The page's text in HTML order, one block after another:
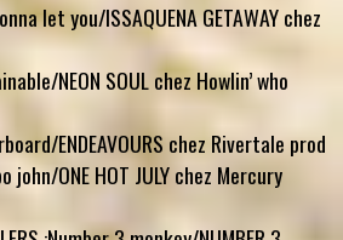
let you/ISSAQUENA GETAWAY chez
NEON SOUL chez Howlin’ who
ENDEAVOURS chez Rivertale prod
john/ONE HOT JULY chez Mercury